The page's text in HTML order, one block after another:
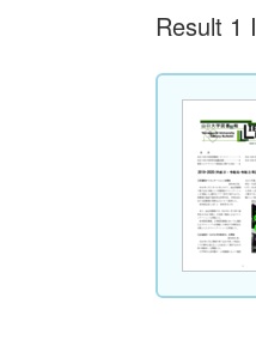
Result 1